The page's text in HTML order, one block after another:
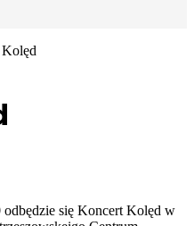
się Koncert Kolęd w